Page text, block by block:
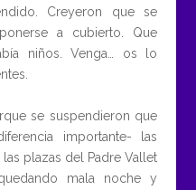
Creyeron que se
a cubierto. Que
niños. Venga… os lo
se suspendieron que
importante- las
plazas del Padre Vallet
mala noche y